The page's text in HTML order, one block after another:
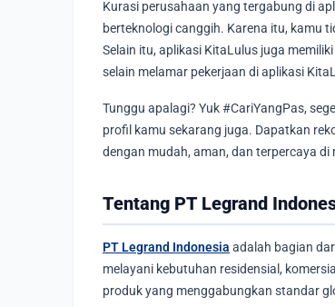
Kurasi perusahaan yang tergabung di
berteknologi canggih. Karena itu, kamu
Selain itu, aplikasi KitaLulus juga
selain melamar pekerjaan di aplikasi
Tunggu apalagi? Yuk #CariYangPas,
profil kamu sekarang juga. Dapatkan
dengan mudah, aman, dan terpercaya di
Tentang PT Legrand
PT Legrand Indonesia adalah bagian
melayani kebutuhan residensial,
produk yang menggabungkan standar